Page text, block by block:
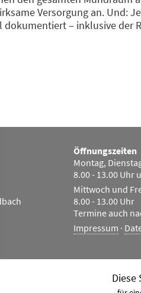
Versorgung an. Und:
– inklusive der
Öffnungszeiten
Montag,
8.00 - 13.00 Uhr
Mittwoch und
8.00 - 13.00 Uhr
Termine auch
Impressum ·
Diese